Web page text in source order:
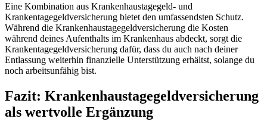
Eine Kombination aus Krankenhaustagegeld- und
Krankentagegeldversicherung bietet den umfassendsten Schutz.
Während die Krankenhaustagegeldversicherung die Kosten
während deines Aufenthalts im Krankenhaus abdeckt, sorgt die
Krankentagegeldversicherung dafür, dass du auch nach deiner
Entlassung weiterhin finanzielle Unterstützung erhältst, solange du
noch arbeitsunfähig bist.
Fazit: Krankenhaustagegeldversicherung
als wertvolle Ergänzung